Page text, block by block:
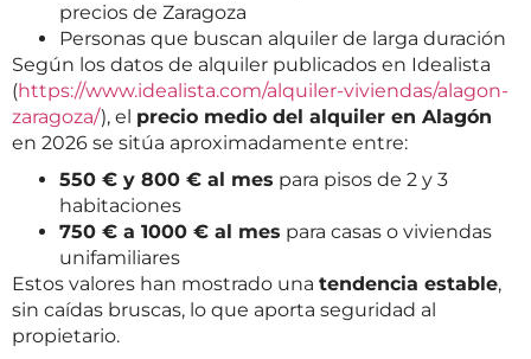
precios de Zaragoza
Personas que buscan alquiler de larga duración
Según los datos de alquiler publicados en Idealista
(https://www.idealista.com/alquiler-viviendas/alagon-
zaragoza/), el precio medio del alquiler en Alagón
en 2026 se sitúa aproximadamente entre:
550 € y 800 € al mes para pisos de 2 y 3
habitaciones
750 € a 1000 € al mes para casas o viviendas
unifamiliares
Estos valores han mostrado una tendencia estable,
sin caídas bruscas, lo que aporta seguridad al
propietario.